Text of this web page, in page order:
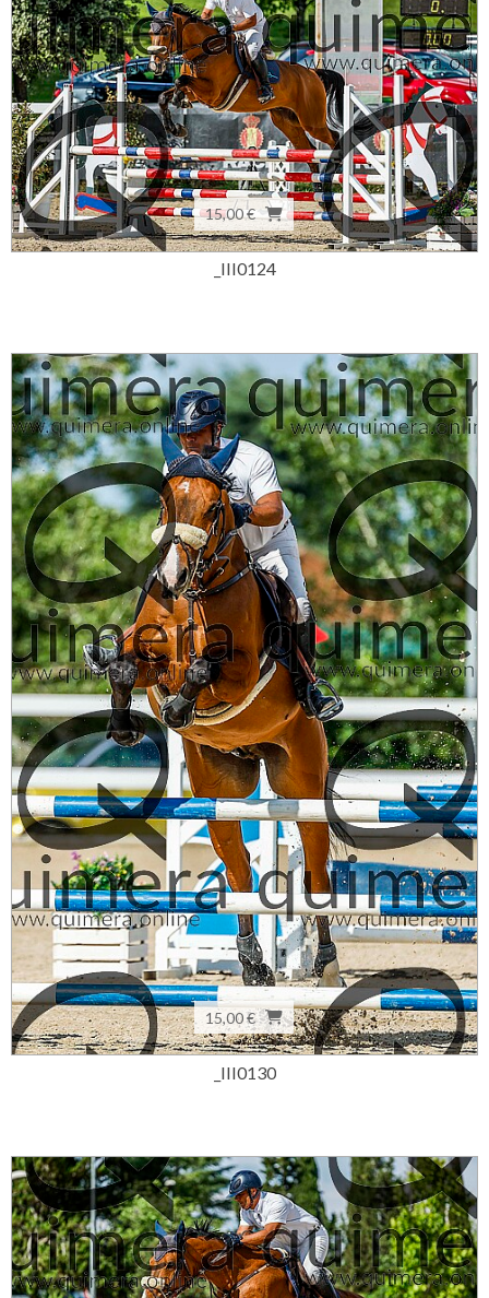
15,00 €
_III0124
15,00 €
_III0130